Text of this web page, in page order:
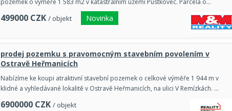
pozemek o výměře 1 583 m2 v katastrálním území Pustkovec. Parcela o…
499000 CZK / objekt Novinka
prodej pozemku s pravomocným stavebním povolením v
Ostravě Heřmanicích
Nabízíme ke koupi atraktivní stavební pozemek o celkové výměře 1 944 m v
klidné a vyhledávané lokalitě v Ostravě Heřmanicích, na ulici V Remízkách. …
6900000 CZK / objekt